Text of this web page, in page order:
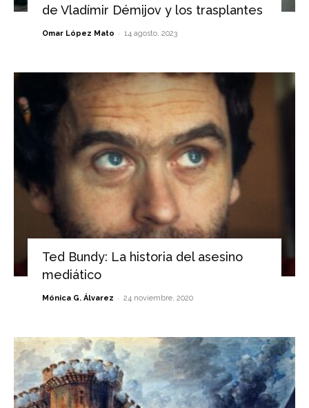
de Vladímir Démijov y los trasplantes
Omar López Mato - 14 agosto, 2023
Ted Bundy: La historia del asesino
mediático
Mónica G. Álvarez - 24 noviembre, 2020